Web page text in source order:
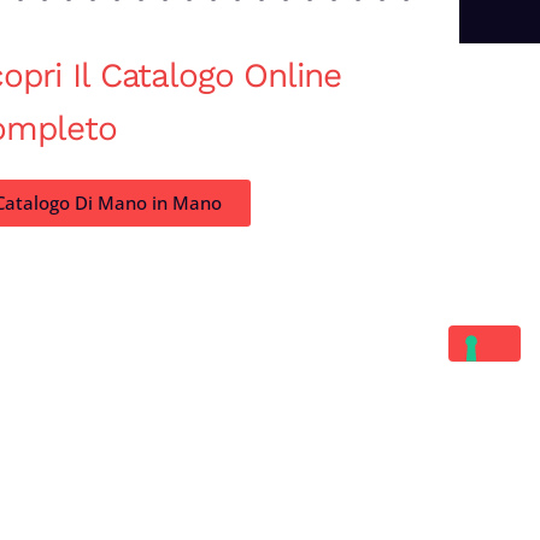
Il Catalogo Online
Di Mano in Mano